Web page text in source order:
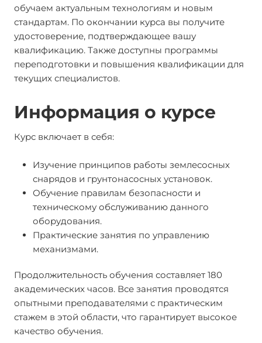
обучаем актуальным технологиям и новым
стандартам. По окончании курса вы получите
удостоверение, подтверждающее вашу
квалификацию. Также доступны программы
переподготовки и повышения квалификации для
текущих специалистов.
Информация о курсе
Курс включает в себя:
Изучение принципов работы землесосных
снарядов и грунтонасосных установок.
Обучение правилам безопасности и
техническому обслуживанию данного
оборудования.
Практические занятия по управлению
механизмами.
Продолжительность обучения составляет 180
академических часов. Все занятия проводятся
опытными преподавателями с практическим
стажем в этой области, что гарантирует высокое
качество обучения.